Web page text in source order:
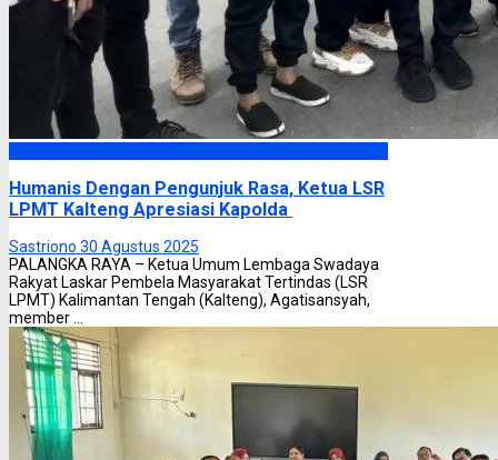
Humanis Dengan Pengunjuk Rasa, Ketua LSR
LPMT Kalteng Apresiasi Kapolda
Sastriono 30 Agustus 2025
PALANGKA RAYA – Ketua Umum Lembaga Swadaya
Rakyat Laskar Pembela Masyarakat Tertindas (LSR
LPMT) Kalimantan Tengah (Kalteng), Agatisansyah,
member ...